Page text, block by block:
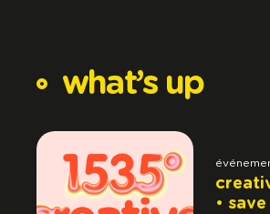
what’s up
•